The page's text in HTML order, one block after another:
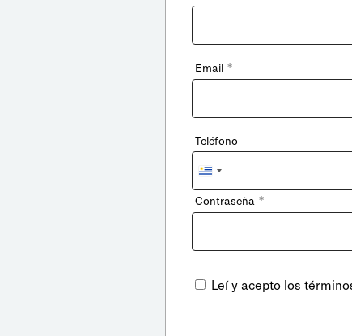
Email *
Teléfono
Uruguay
+598
Contraseña *
Leí y acepto los